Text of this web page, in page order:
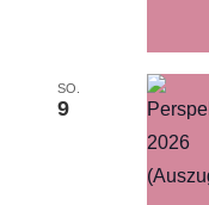
SO.
9